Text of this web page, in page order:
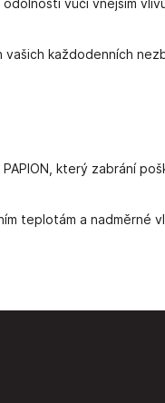
vůči vnějším
každodenních
který zabrání
teplotám a nadměrné